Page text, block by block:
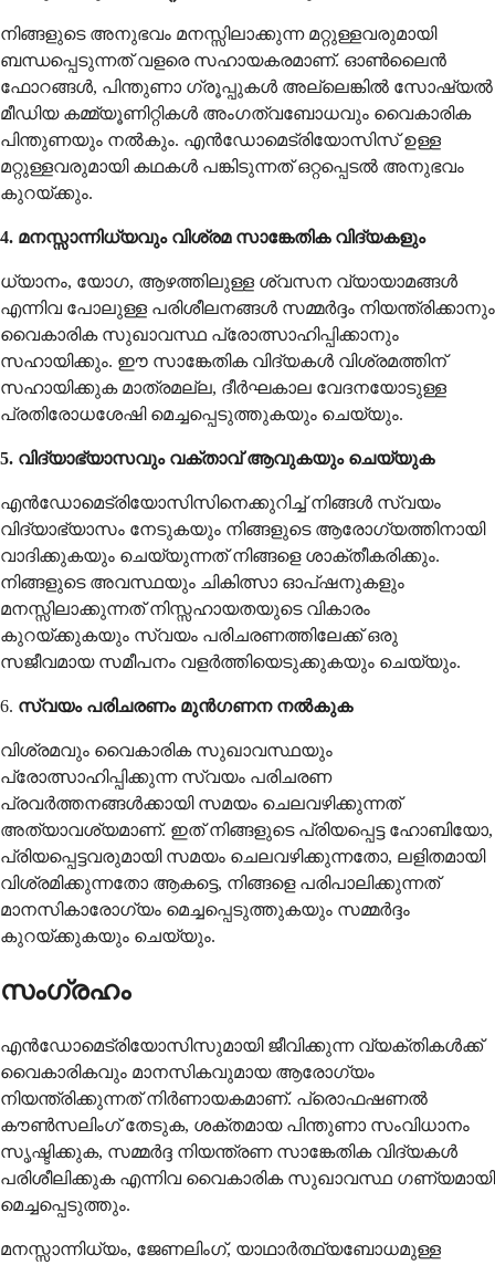
നിങ്ങളുടെ അനുഭവം മനസ്സിലാക്കുന്ന മറ്റുള്ളവരുമായി
ബന്ധപ്പെടുന്നത് വളരെ സഹായകരമാണ്. ഓൺലൈൻ
ഫോറങ്ങൾ, പിന്തുണാ ഗ്രൂപ്പുകൾ അല്ലെങ്കിൽ സോഷ്യൽ
മീഡിയ കമ്മ്യൂണിറ്റികൾ അംഗത്വബോധവും വൈകാരിക
പിന്തുണയും നൽകും. എൻഡോമെട്രിയോസിസ് ഉള്ള
മറ്റുള്ളവരുമായി കഥകൾ പങ്കിടുന്നത് ഒറ്റപ്പെടൽ അനുഭവം
കുറയ്ക്കും.
4. മനസ്സാന്നിധ്യവും വിശ്രമ സാങ്കേതിക വിദ്യകളും
ധ്യാനം, യോഗ, ആഴത്തിലുള്ള ശ്വസന വ്യായാമങ്ങൾ
എന്നിവ പോലുള്ള പരിശീലനങ്ങൾ സമ്മർദ്ദം നിയന്ത്രിക്കാനും
വൈകാരിക സുഖാവസ്ഥ പ്രോത്സാഹിപ്പിക്കാനും
സഹായിക്കും. ഈ സാങ്കേതിക വിദ്യകൾ വിശ്രമത്തിന്
സഹായിക്കുക മാത്രമല്ല, ദീർഘകാല വേദനയോടുള്ള
പ്രതിരോധശേഷി മെച്ചപ്പെടുത്തുകയും ചെയ്യും.
5. വിദ്യാഭ്യാസവും വക്താവ് ആവുകയും ചെയ്യുക
എൻഡോമെട്രിയോസിസിനെക്കുറിച്ച് നിങ്ങൾ സ്വയം
വിദ്യാഭ്യാസം നേടുകയും നിങ്ങളുടെ ആരോഗ്യത്തിനായി
വാദിക്കുകയും ചെയ്യുന്നത് നിങ്ങളെ ശാക്തീകരിക്കും.
നിങ്ങളുടെ അവസ്ഥയും ചികിത്സാ ഓപ്ഷനുകളും
മനസ്സിലാക്കുന്നത് നിസ്സഹായതയുടെ വികാരം
കുറയ്ക്കുകയും സ്വയം പരിചരണത്തിലേക്ക് ഒരു
സജീവമായ സമീപനം വളർത്തിയെടുക്കുകയും ചെയ്യും.
6. സ്വയം പരിചരണം മുൻഗണന നൽകുക
വിശ്രമവും വൈകാരിക സുഖാവസ്ഥയും
പ്രോത്സാഹിപ്പിക്കുന്ന സ്വയം പരിചരണ
പ്രവർത്തനങ്ങൾക്കായി സമയം ചെലവഴിക്കുന്നത്
അത്യാവശ്യമാണ്. ഇത് നിങ്ങളുടെ പ്രിയപ്പെട്ട ഹോബിയോ,
പ്രിയപ്പെട്ടവരുമായി സമയം ചെലവഴിക്കുന്നതോ, ലളിതമായി
വിശ്രമിക്കുന്നതോ ആകട്ടെ, നിങ്ങളെ പരിപാലിക്കുന്നത്
മാനസികാരോഗ്യം മെച്ചപ്പെടുത്തുകയും സമ്മർദ്ദം
കുറയ്ക്കുകയും ചെയ്യും.
സംഗ്രഹം
എൻഡോമെട്രിയോസിസുമായി ജീവിക്കുന്ന വ്യക്തികൾക്ക്
വൈകാരികവും മാനസികവുമായ ആരോഗ്യം
നിയന്ത്രിക്കുന്നത് നിർണായകമാണ്. പ്രൊഫഷണൽ
കൗൺസലിംഗ് തേടുക, ശക്തമായ പിന്തുണാ സംവിധാനം
സൃഷ്ടിക്കുക, സമ്മർദ്ദ നിയന്ത്രണ സാങ്കേതിക വിദ്യകൾ
പരിശീലിക്കുക എന്നിവ വൈകാരിക സുഖാവസ്ഥ ഗണ്യമായി
മെച്ചപ്പെടുത്തും.
മനസ്സാന്നിധ്യം, ജേണലിംഗ്, യാഥാർത്ഥ്യബോധമുള്ള